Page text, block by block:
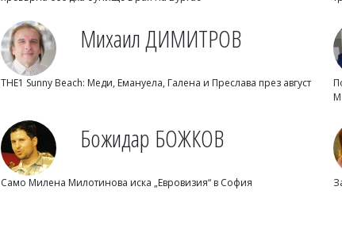
Михаил ДИМИТРОВ
THE1 Sunny Beach: Меди, Емануела, Галена и Преслава през август
Божидар БОЖКОВ
Само Милена Милотинова иска „Евровизия“ в София